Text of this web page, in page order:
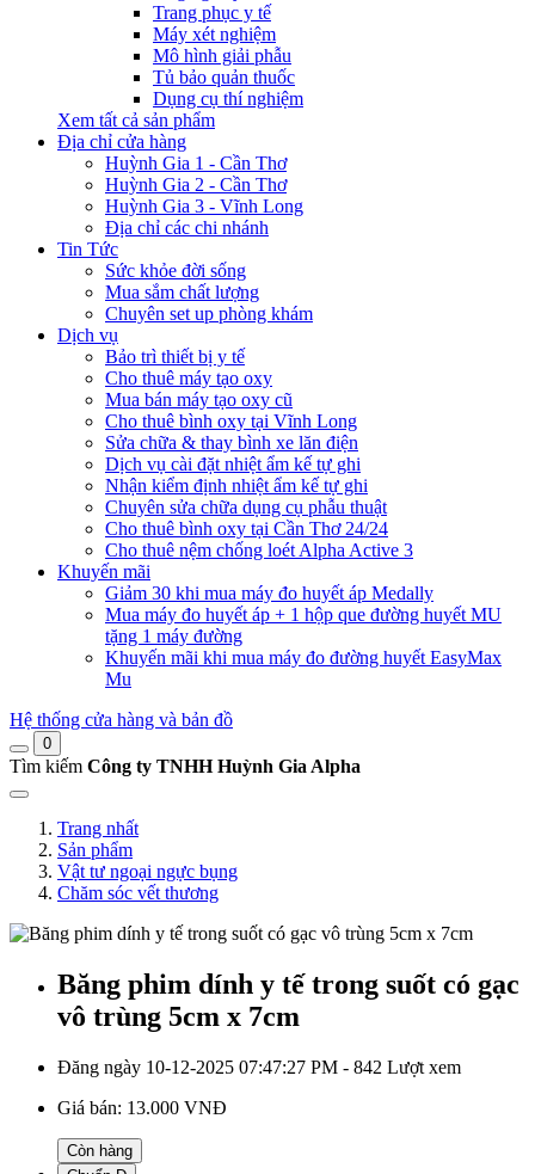
Trang phục y tế
Máy xét nghiệm
Mô hình giải phẫu
Tủ bảo quản thuốc
Dụng cụ thí nghiệm
Xem tất cả sản phẩm
Địa chỉ cửa hàng
Huỳnh Gia 1 - Cần Thơ
Huỳnh Gia 2 - Cần Thơ
Huỳnh Gia 3 - Vĩnh Long
Địa chỉ các chi nhánh
Tin Tức
Sức khỏe đời sống
Mua sắm chất lượng
Chuyên set up phòng khám
Dịch vụ
Bảo trì thiết bị y tế
Cho thuê máy tạo oxy
Mua bán máy tạo oxy cũ
Cho thuê bình oxy tại Vĩnh Long
Sửa chữa & thay bình xe lăn điện
Dịch vụ cài đặt nhiệt ẩm kế tự ghi
Nhận kiểm định nhiệt ẩm kế tự ghi
Chuyên sửa chữa dụng cụ phẫu thuật
Cho thuê bình oxy tại Cần Thơ 24/24
Cho thuê nệm chống loét Alpha Active 3
Khuyến mãi
Giảm 30 khi mua máy đo huyết áp Medally
Mua máy đo huyết áp + 1 hộp que đường huyết MU
tặng 1 máy đường
Khuyến mãi khi mua máy đo đường huyết EasyMax
Mu
Hệ thống cửa hàng và bản đồ
0
Tìm kiếm Công ty TNHH Huỳnh Gia Alpha
Trang nhất
Sản phẩm
Vật tư ngoại ngực bụng
Chăm sóc vết thương
Băng phim dính y tế trong suốt có gạc
vô trùng 5cm x 7cm
Đăng ngày 10-12-2025 07:47:27 PM - 842 Lượt xem
Giá bán: 13.000 VNĐ
Còn hàng